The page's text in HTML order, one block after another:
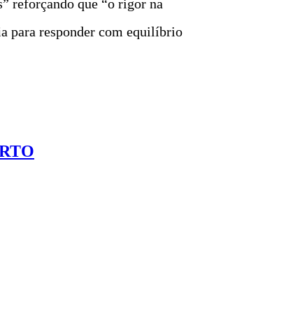
reforçando que “o rigor na
para responder com equilíbrio